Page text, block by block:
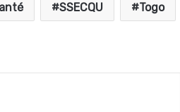
SSECQU Togo